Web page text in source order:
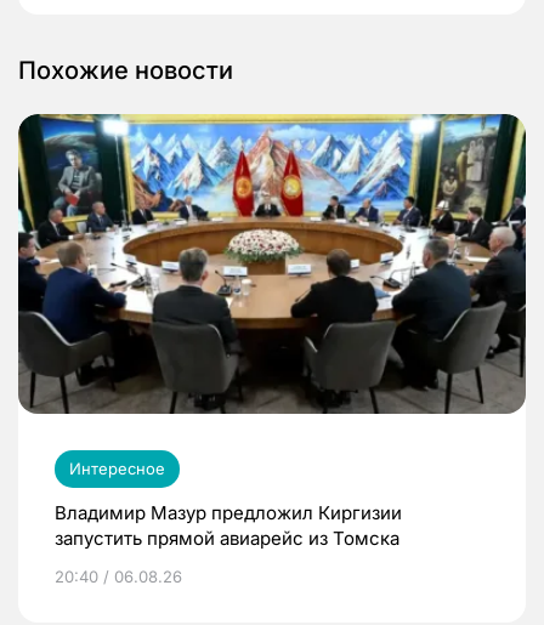
Похожие новости
Интересное
Владимир Мазур предложил Киргизии
запустить прямой авиарейс из Томска
20:40 / 06.08.26